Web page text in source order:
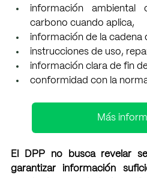
información
carbono cuando aplica,
información de la cadena
instrucciones de uso,
información clara de fin
conformidad con la
Más
El DPP no busca revelar
garantizar información